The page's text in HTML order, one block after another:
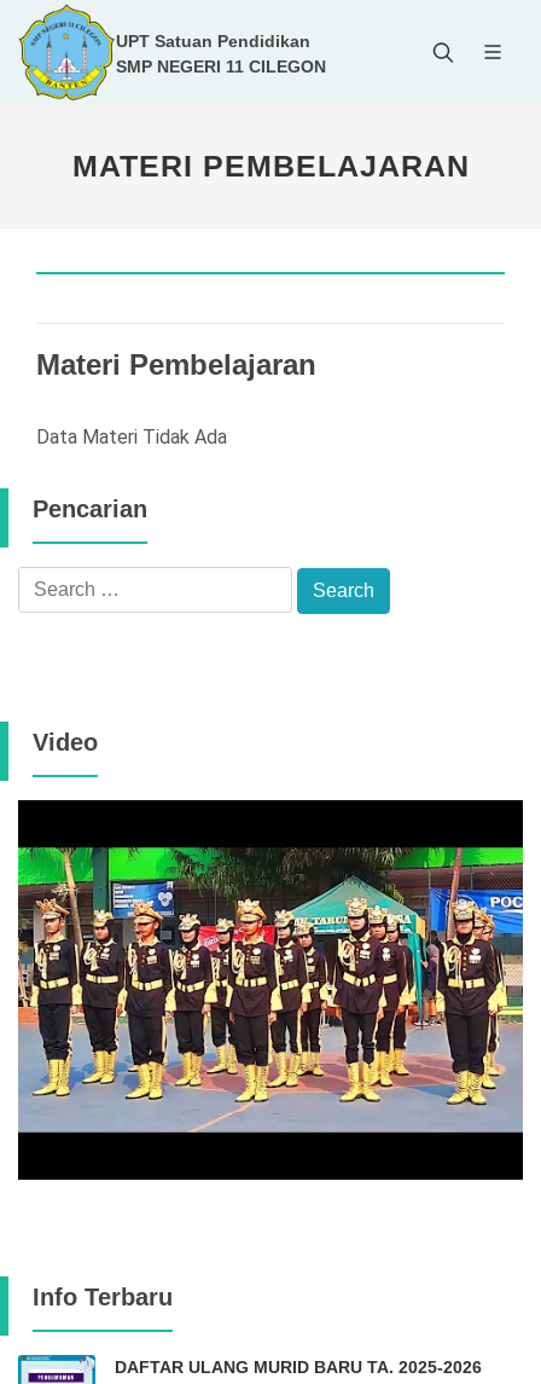
UPT Satuan Pendidikan
SMP NEGERI 11 CILEGON
MATERI PEMBELAJARAN
Materi Pembelajaran
Data Materi Tidak Ada
Pencarian
Video
Info Terbaru
DAFTAR ULANG MURID BARU TA. 2025-2026